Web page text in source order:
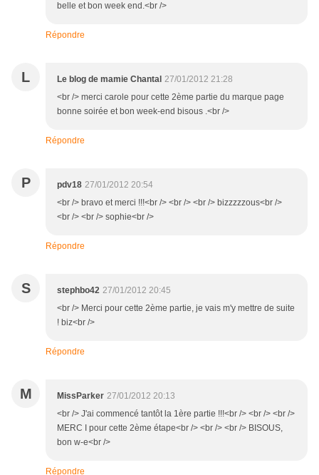
belle et bon week end.<br />
Répondre
L Le blog de mamie Chantal 27/01/2012 21:28
<br /> merci carole pour cette 2ème partie du marque page
bonne soirée et bon week-end bisous .<br />
Répondre
P pdv18 27/01/2012 20:54
<br /> bravo et merci !!!<br /> <br /> <br /> bizzzzzous<br />
<br /> <br /> sophie<br />
Répondre
S stephbo42 27/01/2012 20:45
<br /> Merci pour cette 2ème partie, je vais m'y mettre de suite
! biz<br />
Répondre
M MissParker 27/01/2012 20:13
<br /> J'ai commencé tantôt la 1ère partie !!!<br /> <br /> <br />
MERC I pour cette 2ème étape<br /> <br /> <br /> BISOUS,
bon w-e<br />
Répondre